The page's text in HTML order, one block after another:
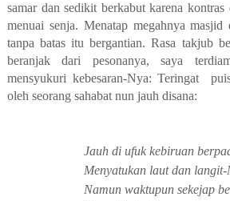
samar dan sedikit berkabut karena kontras
menuai senja. Menatap megahnya
tanpa batas itu bergantian. Rasa takjub
beranjak dari pesonanya, saya
mensyukuri kebesaran-Nya:Teringat
oleh seorang sahabat nun jauh disana:
Jauh di ufuk kebiruan
Menyatukan laut dan langit-
Namun waktupun sekejap